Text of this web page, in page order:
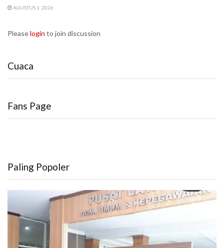
AGUSTUS 1, 2026
Pleaselogin to join discussion
Cuaca
Fans Page
Paling Popoler